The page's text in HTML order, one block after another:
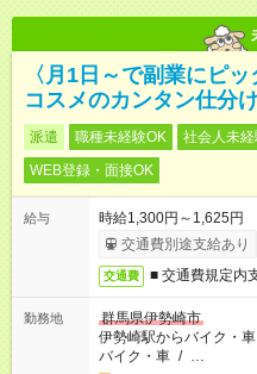
〈月1日～で副業にピ
コスメのカンタン仕分
派遣 職種未経験OK 社会人未
WEB登録・面接OK
給与
時給1,300円～1,625円
交通費別途支給あり
交通費 ■ 交通費規定内
勤務地
群馬県伊勢崎市
伊勢崎駅からバイク・車
バイク・車 / …